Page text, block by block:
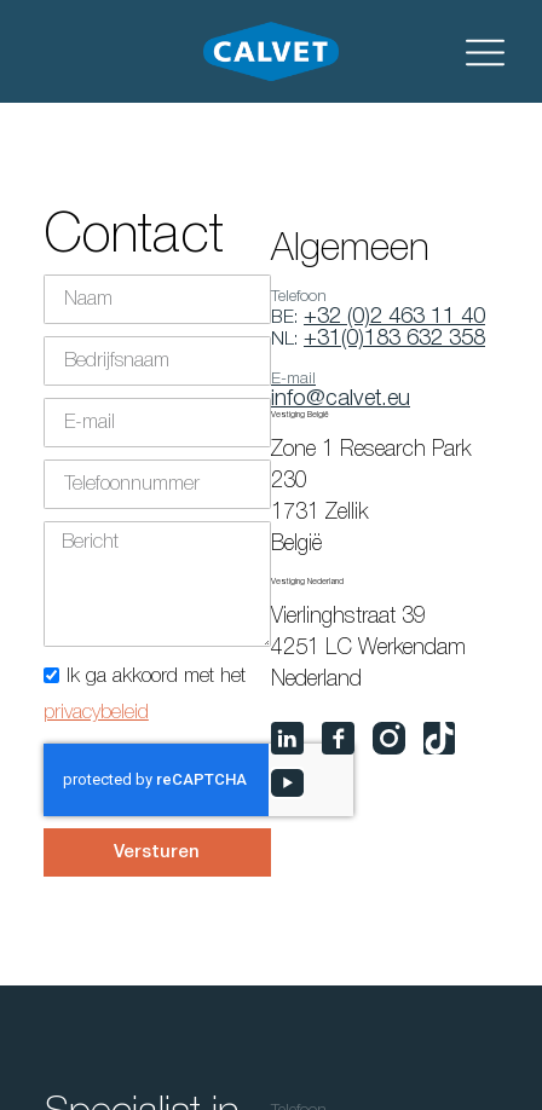
Contact
Ik ga akkoord met het
privacybeleid
Versturen
Algemeen
Telefoon
BE: +32 (0)2 463 11 40
NL: +31(0)183 632 358
E-mail
info@calvet.eu
Vestiging België
Zone 1 Research Park
230
1731 Zellik
België
Vestiging Nederland
Vierlinghstraat 39
4251 LC Werkendam
Nederland